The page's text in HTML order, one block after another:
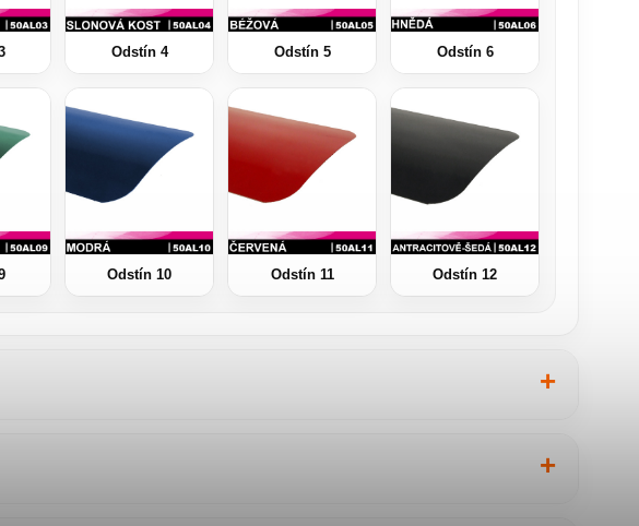
Odstín 4 Odstín 5 Odstín 6
Odstín 10 Odstín 11 Odstín 12